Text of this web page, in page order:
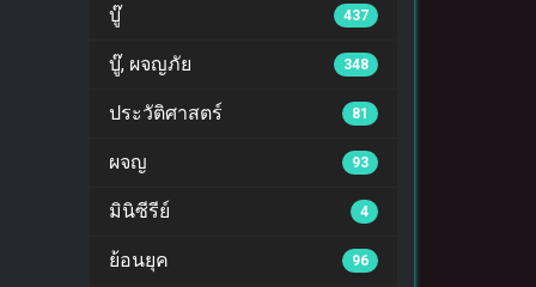
บู๊ 437
บู๊, ผจญภัย 348
ประวัติศาสตร์ 81
ผจญ 93
มินิซีรีย์ 4
ย้อนยุค 96